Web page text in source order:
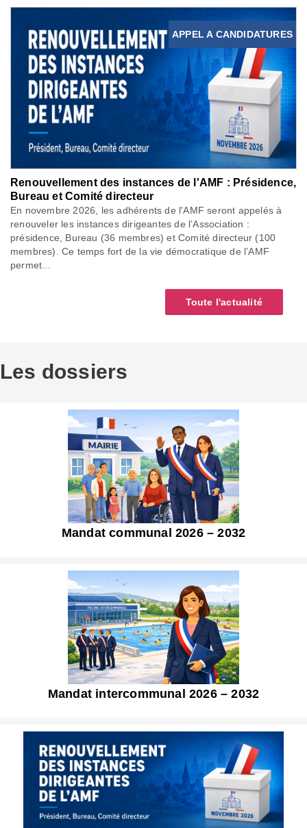
APPEL A CANDIDATURES
Renouvellement des instances de l'AMF : Présidence,
Bureau et Comité directeur
En novembre 2026, les adhérents de l'AMF seront appelés à
renouveler les instances dirigeantes de l’Association :
présidence, Bureau (36 membres) et Comité directeur (100
membres). Ce temps fort de la vie démocratique de l’AMF
permet...
Toute l'actualité
Les dossiers
Mandat communal 2026 – 2032
Mandat intercommunal 2026 – 2032